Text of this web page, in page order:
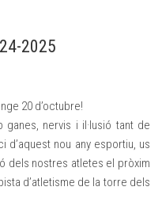
2025
20 d’octubre!
ganes, nervis i il·lusió tant de
nou any esportiu, us
dels nostres atletes el pròxim
d’atletisme de la torre dels